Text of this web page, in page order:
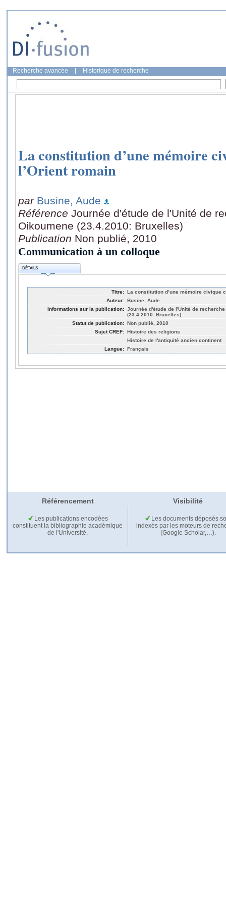
Recherche avancée Historique de recherche
La constitution d’une mémoire
l’Orient romain
par Busine, Aude
Référence Journée d'étude de l'Unité de
Oikoumene (23.4.2010: Bruxelles)
Publication Non publié, 2010
Communication à un colloque
DÉTAILS
Titre: La constitution d’une mémoire civique
Auteur: Busine, Aude
Informations sur la publication: Journée d'étude de l'Unité de
(23.4.2010: Bruxelles)
Statut de publication: Non publié, 2010
Sujet CREF: Histoire des religions
Histoire de l'antiquité ancien continent
Langue: Français
Référencement Visibilité
Les publications encodées
constituent la bibliographie académique
de l'Université.
Les documents déposés
indexés par les moteurs de
(Google Scholar,…).